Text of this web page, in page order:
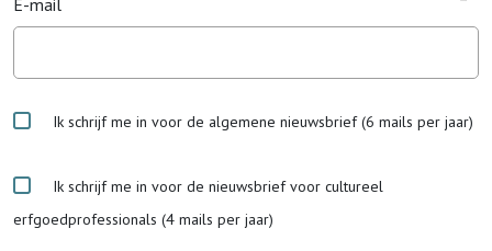
Ik schrijf me in voor de algemene nieuwsbrief (6 mails per jaar)
Ik schrijf me in voor de nieuwsbrief voor cultureel
erfgoedprofessionals (4 mails per jaar)